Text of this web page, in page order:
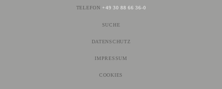
TELEFON+49 30 88 66 36-0
NAVIGATION
ÜBERSPRINGEN
SUCHE
DATENSCHUTZ
IMPRESSUM
COOKIES